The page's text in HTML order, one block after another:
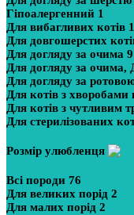
Гіпоалергенний 1
Для вибагливих котів 1
Для довгошерстих
Для догляду за очима 9
Для догляду за очима,
Для догляду за
Для котів з хворобами
Для котів з чутливим
Для стерилізованих
Розмір улюбленця
Всі породи 76
Для великих порід 2
Для малих порід 2